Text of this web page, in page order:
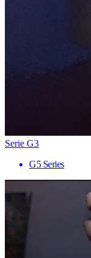
Serie G3
G5 Series